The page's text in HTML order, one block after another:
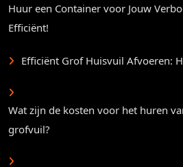
Huur een Container voor Jouw
Efficiënt!
Efficiënt Grof Huisvuil Afvoeren:
Wat zijn de kosten voor het huren
grofvuil?